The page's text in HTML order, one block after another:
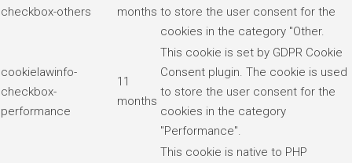
checkbox-others
months to store the user consent for the
cookies in the category "Other.
cookielawinfo-
checkbox-
performance
11
months
This cookie is set by GDPR Cookie
Consent plugin. The cookie is used
to store the user consent for the
cookies in the category
"Performance".
This cookie is native to PHP